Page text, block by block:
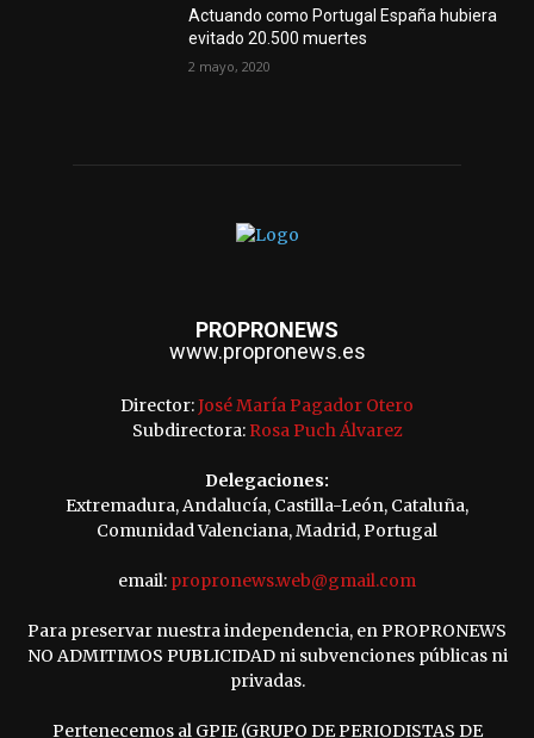
Actuando como Portugal España hubiera
evitado 20.500 muertes
2 mayo, 2020
PROPRONEWS
www.propronews.es
Director:José María Pagador Otero
Subdirectora: Rosa Puch Álvarez
Delegaciones:
Extremadura, Andalucía, Castilla-León, Cataluña,
Comunidad Valenciana, Madrid, Portugal
email: propronews.web@gmail.com
Para preservar nuestra independencia, en PROPRONEWS
NO ADMITIMOS PUBLICIDAD ni subvenciones públicas ni
privadas.
Pertenecemos al GPIE (GRUPO DE PERIODISTAS DE